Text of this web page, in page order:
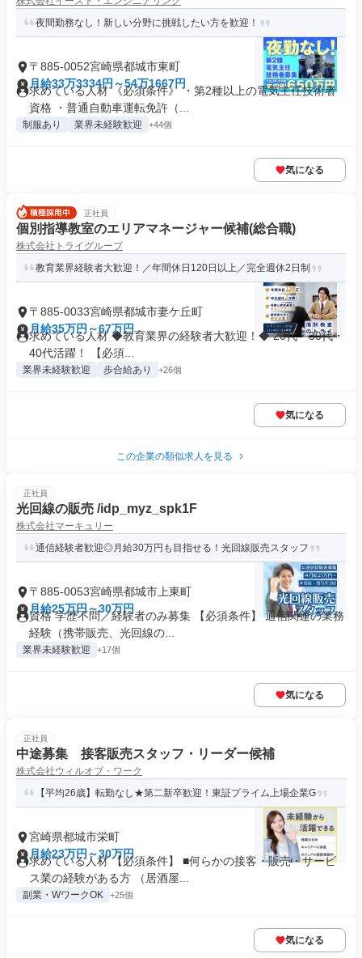
夜間勤務なし！新しい分野に挑戦したい方を歓迎！
〒885-0052宮崎県都城市東町
月給33万3334円～54万1667円
求めている人材 《必須条件》 ・第2種以上の電気主任技術者
資格 ・普通自動車運転免許（...
制服あり 業界未経験歓迎 +44個
気になる
正社員
個別指導教室のエリアマネージャー候補(総合職)
株式会社トライグループ
教育業界経験者大歓迎！／年間休日120日以上／完全週休2日制
〒885-0033宮崎県都城市妻ケ丘町
月給35万円～67万円
求めている人材 ◆教育業界の経験者大歓迎！◆ 20代・30代・
40代活躍！ 【必須...
業界未経験歓迎 歩合給あり +26個
気になる
この企業の類似求人を見る
正社員
光回線の販売 /idp_myz_spk1F
株式会社マーキュリー
通信経験者歓迎◎月給30万円も目指せる！光回線販売スタッフ
〒885-0053宮崎県都城市上東町
月給25万円～30万円
資格 学歴不問／経験者のみ募集 【必須条件】 通信関連の業務
経験（携帯販売、光回線の...
業界未経験歓迎 +17個
気になる
正社員
中途募集 接客販売スタッフ・リーダー候補
株式会社ウィルオブ・ワーク
【平均26歳】転勤なし★第二新卒歓迎！東証プライム上場企業G
宮崎県都城市栄町
月給23万円～30万円
求めている人材 【必須条件】 ■何らかの接客・販売・サービ
ス業の経験がある方 （居酒屋...
副業・WワークOK +25個
気になる